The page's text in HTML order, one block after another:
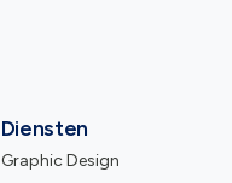
Diensten
Graphic Design